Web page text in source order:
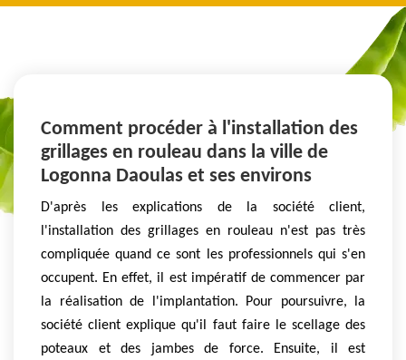
Comment procéder à l'installation des
grillages en rouleau dans la ville de
Logonna Daoulas et ses environs
D'après les explications de la société client,
l'installation des grillages en rouleau n'est pas très
compliquée quand ce sont les professionnels qui s'en
occupent. En effet, il est impératif de commencer par
la réalisation de l'implantation. Pour poursuivre, la
société client explique qu'il faut faire le scellage des
poteaux et des jambes de force. Ensuite, il est